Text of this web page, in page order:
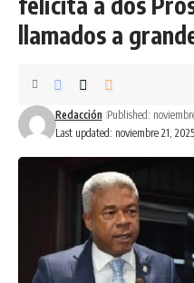
llamados a
Last updated: noviembre 21,
Redacción Published: